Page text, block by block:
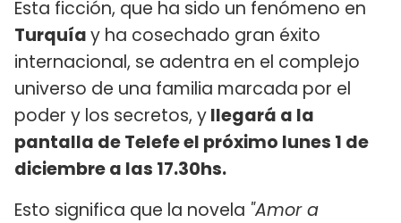
Esta ficción, que ha sido un fenómeno en
Turquíay ha cosechado gran éxito
internacional, se adentra en el complejo
universo de una familia marcada por el
poder y los secretos, yllegará a la
pantalla de Telefe el próximo lunes 1 de
diciembre a las 17.30hs.
Esto significa que la novela "Amor a